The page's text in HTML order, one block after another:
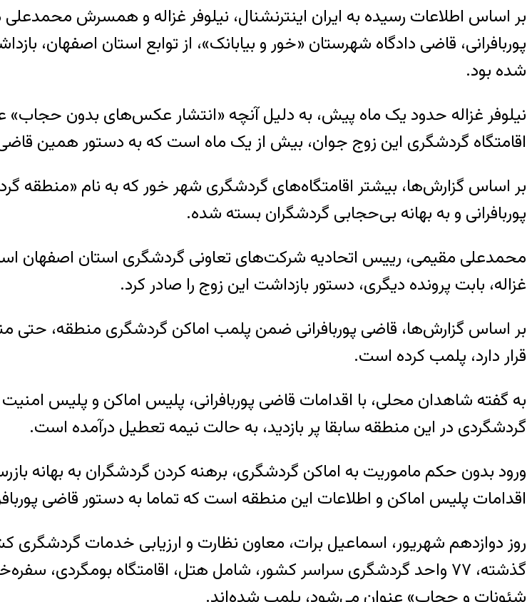
بر اساس اطلاعات رسیده به ایران اینترنشنال، نیلوفر غزاله و همسرش
پوربافرانی، قاضی دادگاه شهرستان «خور و بیابانک»، از توابع استان
شده بود.
نیلوفر غزاله حدود یک ماه پیش، به دلیل آنچه «انتشار عکس‌های بدون
اقامتگاه گردشگری این زوج جوان، بیش از یک ماه است که به دستور همین
بر اساس گزارش‌ها، بیشتر اقامتگاه‌های گردشگری شهر خور که به نام
پوربافرانی و به بهانه بی‌حجابی گردشگران بسته شده.
محمدعلی مقیمی، رییس اتحادیه شرکت‌های تعاونی گردشگری استان
غزاله، بابت پرونده دیگری، دستور بازداشت این زوج را صادر کرد.
بر اساس گزارش‌ها، قاضی پوربافرانی ضمن پلمب اماکن گردشگری منطقه، حتی
قرار دارد، پلمب کرده است.
به گفته شاهدان محلی، با اقدامات قاضی پوربافرانی، پلیس اماکن و پلیس
گردشگردی در این منطقه سابقا پر بازدید، به حالت نیمه تعطیل درآمده است.
ورود بدون حکم ماموریت به اماکن گردشگری، برهنه کردن گردشگران به بهانه
اقدامات پلیس اماکن و اطلاعات این منطقه است که تماما به دستور قاضی
روز دوازدهم شهریور، اسماعیل برات، معاون نظارت و ارزیابی خدمات گردشگری
گذشته، ۷۷ واحد گردشگری سراسر کشور، شامل هتل، اقامتگاه بومگردی،